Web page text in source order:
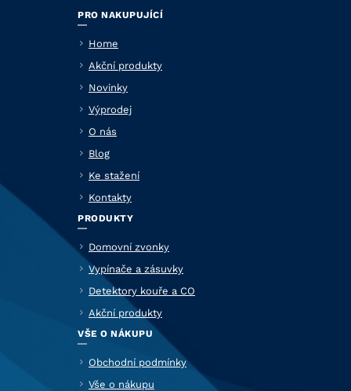
PRO NAKUPUJÍCÍ
Home
Akční produkty
Novinky
Výprodej
O nás
Blog
Ke stažení
Kontakty
PRODUKTY
Domovní zvonky
Vypínače a zásuvky
Detektory kouře a CO
Akční produkty
VŠE O NÁKUPU
Obchodní podmínky
Vše o nákupu